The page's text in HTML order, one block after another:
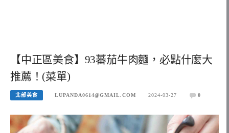
【中正區美食】93蕃茄牛肉麵，必點什麼大
推薦！(菜單)
北部美食 LUPANDA0614@GMAIL.COM 2024-03-27 0